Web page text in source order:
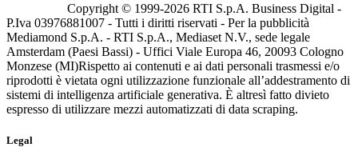
Copyright © 1999-2026 RTI S.p.A. Business Digital -
P.Iva 03976881007 - Tutti i diritti riservati - Per la pubblicità
Mediamond S.p.A. - RTI S.p.A., Mediaset N.V., sede legale
Amsterdam (Paesi Bassi) - Uffici Viale Europa 46, 20093 Cologno
Monzese (MI)Rispetto ai contenuti e ai dati personali trasmessi e/o
riprodotti è vietata ogni utilizzazione funzionale all’addestramento di
sistemi di intelligenza artificiale generativa. È altresì fatto divieto
espresso di utilizzare mezzi automatizzati di data scraping.
Legal